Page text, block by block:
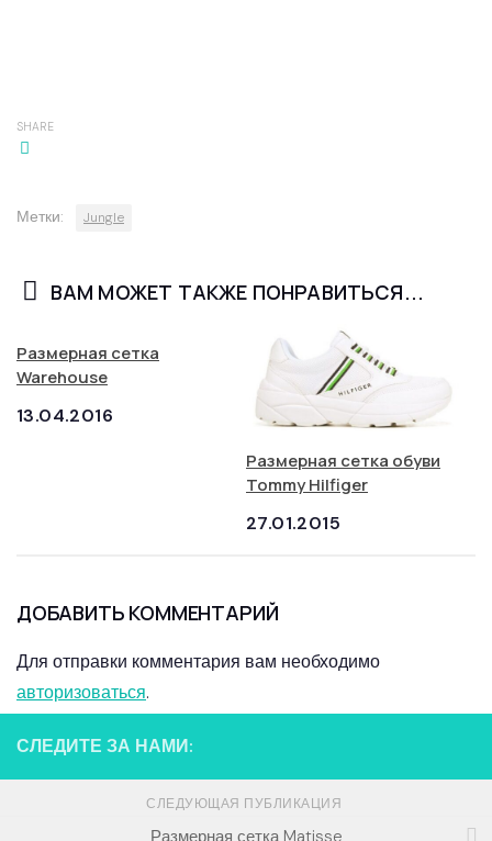
SHARE
Метки: Jungle
ВАМ МОЖЕТ ТАКЖЕ ПОНРАВИТЬСЯ...
Размерная сетка
Warehouse
13.04.2016
Размерная сетка обуви
Tommy Hilfiger
27.01.2015
ДОБАВИТЬ КОММЕНТАРИЙ
Для отправки комментария вам необходимо
авторизоваться.
СЛЕДИТЕ ЗА НАМИ:
СЛЕДУЮЩАЯ ПУБЛИКАЦИЯ
Размерная сетка Matisse